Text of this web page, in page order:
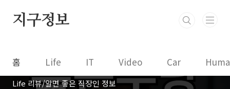
지구정보
홈 Life IT Video Car
Life 리뷰/알면 좋은 직장인 정보